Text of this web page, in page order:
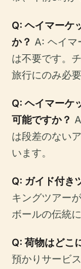
Q: ヘイマーケ
か？ A: ヘイマ
は不要です。
旅行にのみ必要
Q: ヘイマーケ
可能ですか？
は段差のない
います。
Q: ガイド付き
キングツアー
ボールの伝統
Q: 荷物はどこ
預かりサービ